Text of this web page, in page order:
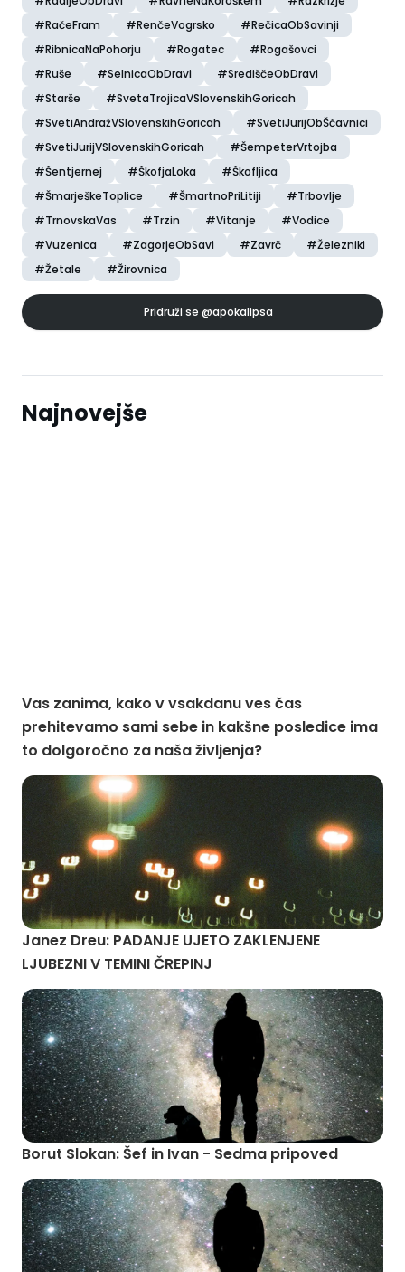
#RačeFram
#RenčeVogrsko
#RečicaObSavinji
#RibnicaNaPohorju
#Rogatec
#Rogašovci
#Ruše
#SelnicaObDravi
#SrediščeObDravi
#Starše
#SvetaTrojicaVSlovenskihGoricah
#SvetiAndražVSlovenskihGoricah
#SvetiJurijObŠčavnici
#SvetiJurijVSlovenskihGoricah
#ŠempeterVrtojba
#Šentjernej
#ŠkofjaLoka
#Škofljica
#ŠmarješkeToplice
#ŠmartnoPriLitiji
#Trbovlje
#TrnovskaVas
#Trzin #Vitanje
#Vodice
#Vuzenica
#ZagorjeObSavi #Zavrč
#Železniki
#Žetale
#Žirovnica
Pridruži se @apokalipsa
Najnovejše
Vas zanima, kako v vsakdanu ves čas
prehitevamo sami sebe in kakšne posledice ima
to dolgoročno za naša življenja?
Janez Dreu: PADANJE UJETO ZAKLENJENE
LJUBEZNI V TEMINI ČREPINJ
Borut Slokan: Šef in Ivan - Sedma pripoved